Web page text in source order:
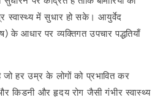
स्वास्थ्य में सुधार हो सके। आयुर्वेद
के आधार पर व्यक्तिगत उपचार पद्धतियाँ
जो हर उम्र के लोगों को प्रभावित कर
किडनी और हृदय रोग जैसी गंभीर स्वास्थ्य